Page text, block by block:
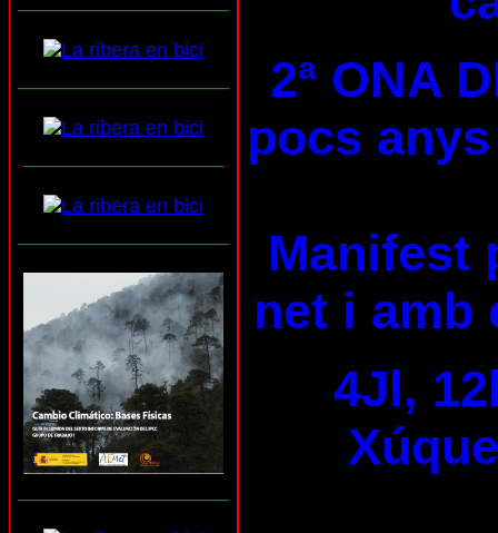
2ª ONA
pocs
Manifest
net i amb
4Jl,